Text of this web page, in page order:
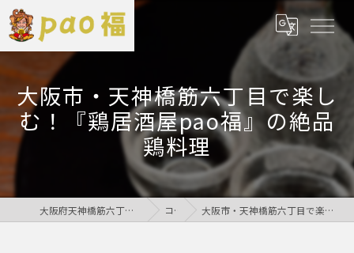
大阪市・天神橋筋六丁目で楽し
む！『鶏居酒屋pao福』の絶品
鶏料理
大阪府天神橋筋六丁目の居酒屋なら鶏居酒屋pao福 コラム 大阪市・天神橋筋六丁目で楽しむ！『鶏居酒屋pao福』の絶品鶏料理